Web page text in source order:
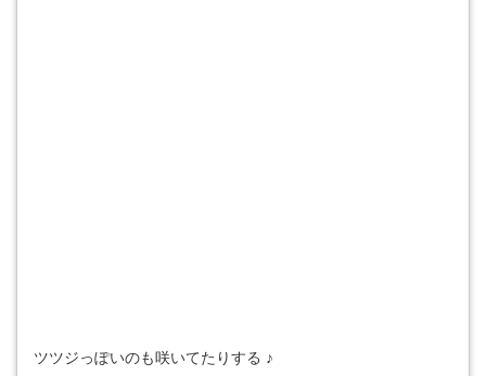
ツツジっぽいのも咲いてたりする ♪